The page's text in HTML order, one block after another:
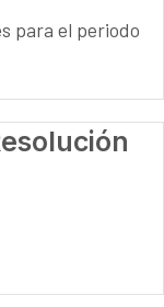
para el periodo